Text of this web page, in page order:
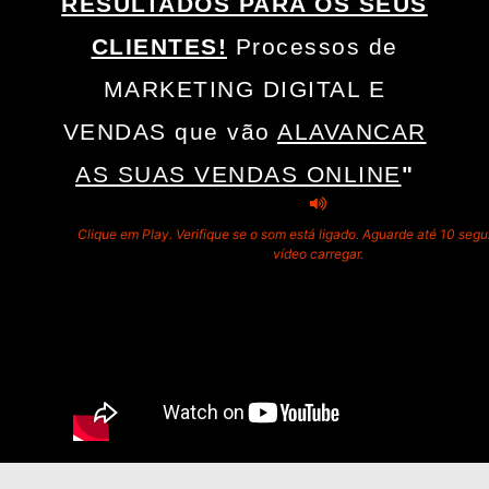
CLIENTES! Processos de
MARKETING DIGITAL E
VENDAS que vão ALAVANCAR
AS SUAS VENDAS ONLINE"
Clique em Play. Verifique se o som está ligado. Aguarde até 10
vídeo carregar.